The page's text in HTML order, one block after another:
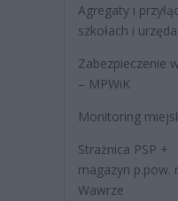
Agregaty i
szkołach i
Zabezpieczenie
– MPWiK
Monitoring
Strażnica PSP +
magazyn p.pow.
Wawrze